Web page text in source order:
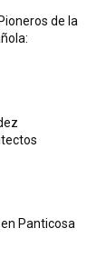
de la
Panticosa